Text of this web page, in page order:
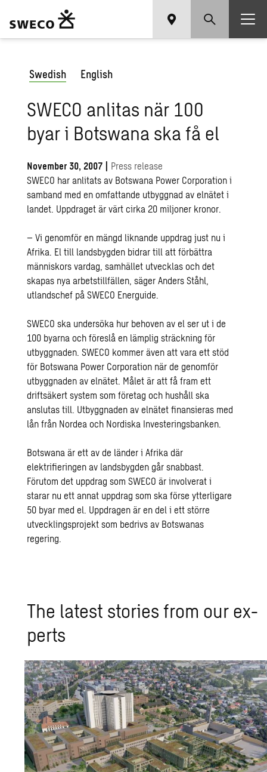
Swedish English
SWECO anlitas när 100
byar i Botswana ska få el
November 30, 2007 | Press release
SWECO har anlitats av Botswana Power Corporation i
samband med en omfattande utbyggnad av elnätet i
landet. Uppdraget är värt cirka 20 miljoner kronor.
– Vi genomför en mängd liknande uppdrag just nu i
Afrika. El till landsbygden bidrar till att förbättra
människors vardag, samhället utvecklas och det
skapas nya arbetstillfällen, säger Anders Ståhl,
utlandschef på SWECO Energuide.
SWECO ska undersöka hur behoven av el ser ut i de
100 byarna och föreslå en lämplig sträckning för
utbyggnaden. SWECO kommer även att vara ett stöd
för Botswana Power Corporation när de genomför
utbyggnaden av elnätet. Målet är att få fram ett
driftsäkert system som företag och hushåll ska
anslutas till. Utbyggnaden av elnätet finansieras med
lån från Nordea och Nordiska Investeringsbanken.
Botswana är ett av de länder i Afrika där
elektrifieringen av landsbygden går snabbast.
Förutom det uppdrag som SWECO är involverat i
starar nu ett annat uppdrag som ska förse ytterligare
50 byar med el. Uppdragen är en del i ett större
utvecklingsprojekt som bedrivs av Botswanas
regering.
The lat­est sto­ries from our ex­
perts